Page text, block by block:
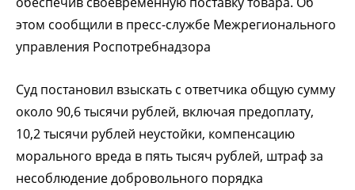
этом сообщили в пресс-службе Межрегионального
управления Роспотребнадзора
Суд постановил взыскать с ответчика общую сумму
около 90,6 тысячи рублей, включая предоплату,
10,2 тысячи рублей неустойки, компенсацию
морального вреда в пять тысяч рублей, штраф за
несоблюдение добровольного порядка